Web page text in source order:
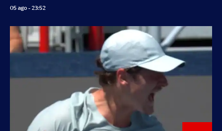
05 ago - 23:52